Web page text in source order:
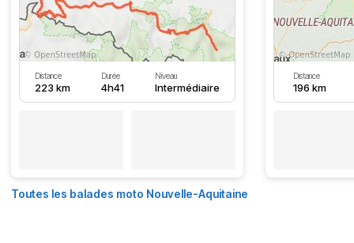
Distance
223 km
Durée
4h41
Niveau
Intermédiaire
Distance
196 km
Toutes les balades moto Nouvelle-Aquitaine